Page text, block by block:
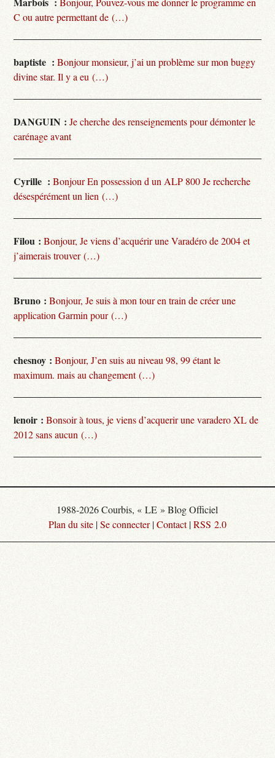
C ou autre permettant de (…)
baptiste : Bonjour monsieur, j’ai un problème sur mon buggy
divine star. Il y a eu (…)
DANGUIN : Je cherche des renseignements pour démonter le
carénage avant
Cyrille : Bonjour En possession d un ALP 800 Je recherche
désespérément un lien (…)
Filou : Bonjour, Je viens d’acquérir une Varadéro de 2004 et
j’aimerais trouver (…)
Bruno : Bonjour, Je suis à mon tour en train de créer une
application Garmin pour (…)
chesnoy : Bonjour, J’en suis au niveau 98, 99 étant le
maximum. mais au changement (…)
lenoir : Bonsoir à tous, je viens d’acquerir une varadero XL de
2012 sans aucun (…)
1988-2026 Courbis, « LE » Blog Officiel
Plan du site |Se connecter|Contact|RSS 2.0